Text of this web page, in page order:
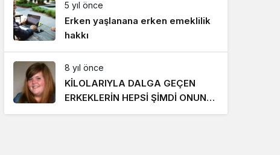
5 yıl önce
Erken yaşlanana erken emeklilik
hakkı
8 yıl önce
KİLOLARIYLA DALGA GEÇEN
ERKEKLERİN HEPSİ ŞİMDİ ONUN
PEŞİNDE! SON HALİ İNANILMAZ